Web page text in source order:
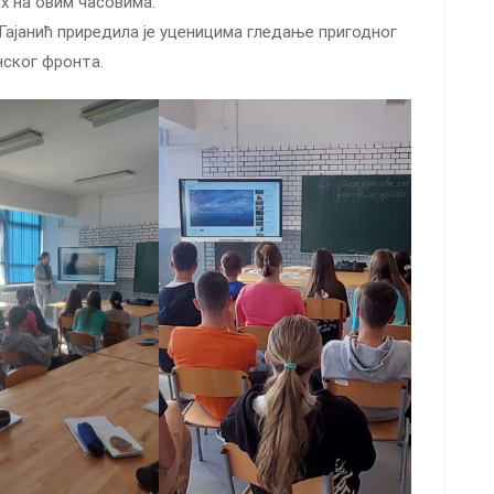
приредила је уценицима гледање пригодног
фронта.